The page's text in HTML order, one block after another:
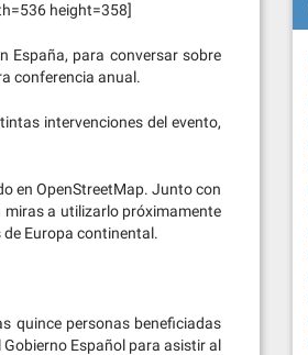
height=358]
España, para conversar sobre
conferencia anual.
intervenciones del evento,
en OpenStreetMap. Junto con
miras a utilizarlo próximamente
Europa continental.
quince personas beneficiadas
Español para asistir al